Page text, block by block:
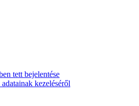
tett bejelentése
kezeléséről